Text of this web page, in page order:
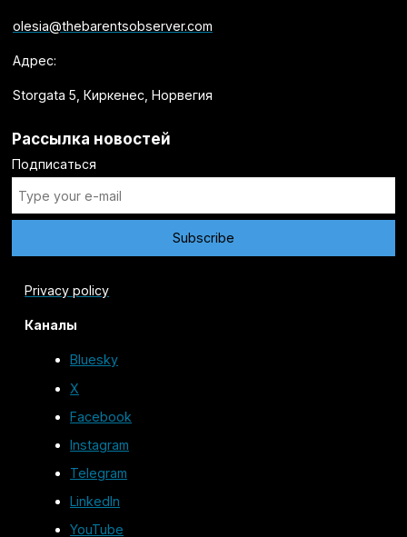
olesia@thebarentsobserver.com
Адрес:
Storgata 5, Киркенес, Норвегия
Рассылка новостей
Подписаться
Privacy policy
Каналы
Bluesky
X
Facebook
Instagram
Telegram
LinkedIn
YouTube